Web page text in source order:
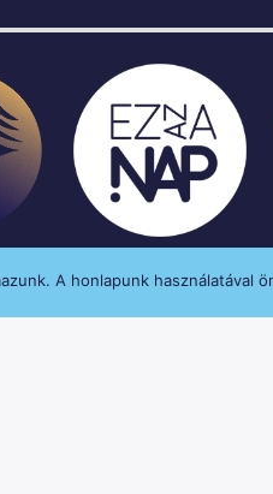
A honlapunk használatával